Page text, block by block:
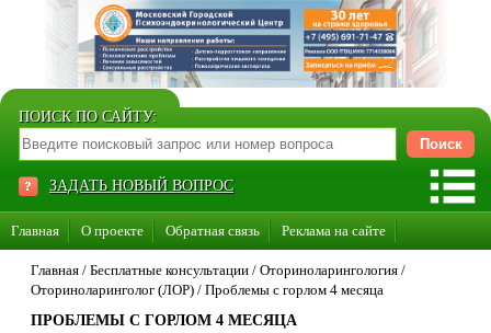
ПОИСК ПО САЙТУ:
ЗАДАТЬ НОВЫЙ ВОПРОС
Главная О проекте Обратная связь Реклама на сайте
Стать консультантом нашего сайта
Главная / Бесплатные консультации / Оториноларингология /
Оториноларинголог (ЛОР) / Проблемы с горлом 4 месяца
ПРОБЛЕМЫ С ГОРЛОМ 4 МЕСЯЦА